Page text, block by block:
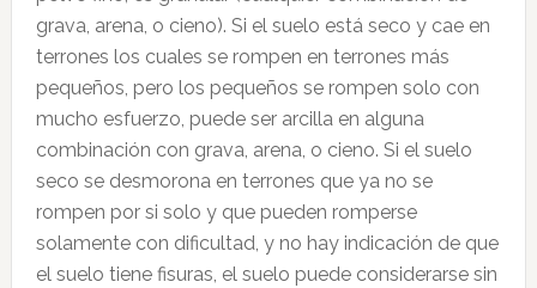
grava, arena, o cieno). Si el suelo está seco y cae en
terrones los cuales se rompen en terrones más
pequeños, pero los pequeños se rompen solo con
mucho esfuerzo, puede ser arcilla en alguna
combinación con grava, arena, o cieno. Si el suelo
seco se desmorona en terrones que ya no se
rompen por si solo y que pueden romperse
solamente con dificultad, y no hay indicación de que
el suelo tiene fisuras, el suelo puede considerarse sin